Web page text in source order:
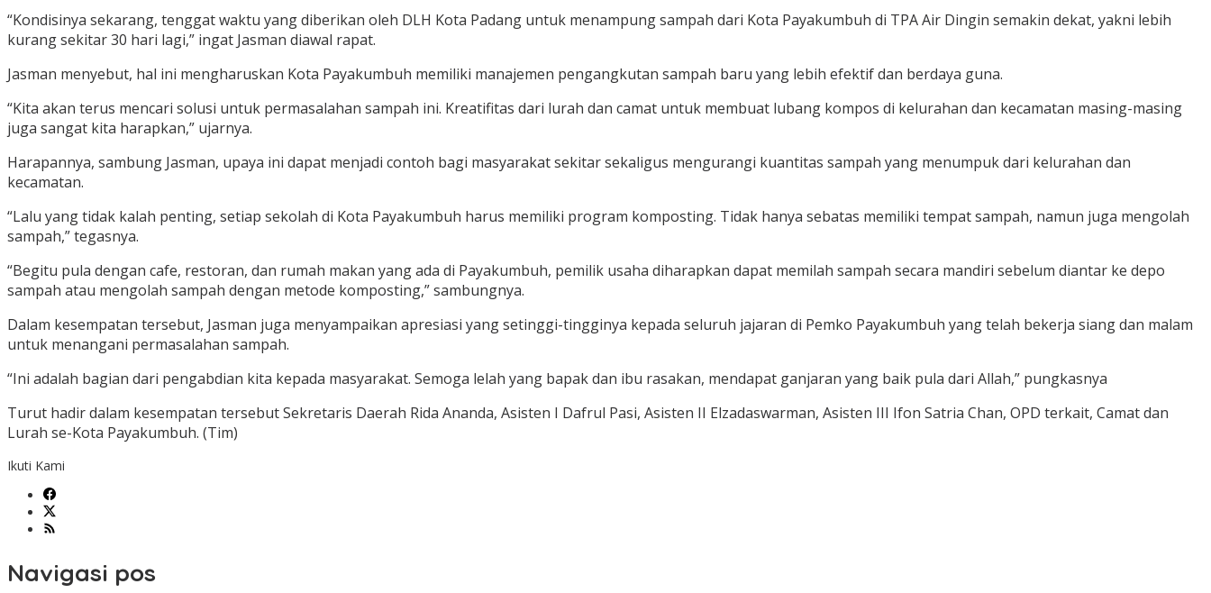
“Kondisinya sekarang, tenggat waktu yang diberikan oleh DLH Kota Padang untuk menampung sampah dari Kota Payakumbuh di TPA Air Dingin semakin dekat, yakni lebih
kurang sekitar 30 hari lagi,” ingat Jasman diawal rapat.
Jasman menyebut, hal ini mengharuskan Kota Payakumbuh memiliki manajemen pengangkutan sampah baru yang lebih efektif dan berdaya guna.
“Kita akan terus mencari solusi untuk permasalahan sampah ini. Kreatifitas dari lurah dan camat untuk membuat lubang kompos di kelurahan dan kecamatan masing-masing
juga sangat kita harapkan,” ujarnya.
Harapannya, sambung Jasman, upaya ini dapat menjadi contoh bagi masyarakat sekitar sekaligus mengurangi kuantitas sampah yang menumpuk dari kelurahan dan
kecamatan.
“Lalu yang tidak kalah penting, setiap sekolah di Kota Payakumbuh harus memiliki program komposting. Tidak hanya sebatas memiliki tempat sampah, namun juga mengolah
sampah,” tegasnya.
“Begitu pula dengan cafe, restoran, dan rumah makan yang ada di Payakumbuh, pemilik usaha diharapkan dapat memilah sampah secara mandiri sebelum diantar ke depo
sampah atau mengolah sampah dengan metode komposting,” sambungnya.
Dalam kesempatan tersebut, Jasman juga menyampaikan apresiasi yang setinggi-tingginya kepada seluruh jajaran di Pemko Payakumbuh yang telah bekerja siang dan malam
untuk menangani permasalahan sampah.
“Ini adalah bagian dari pengabdian kita kepada masyarakat. Semoga lelah yang bapak dan ibu rasakan, mendapat ganjaran yang baik pula dari Allah,” pungkasnya
Turut hadir dalam kesempatan tersebut Sekretaris Daerah Rida Ananda, Asisten I Dafrul Pasi, Asisten II Elzadaswarman, Asisten III Ifon Satria Chan, OPD terkait, Camat dan
Lurah se-Kota Payakumbuh. (Tim)
Ikuti Kami
Navigasi pos